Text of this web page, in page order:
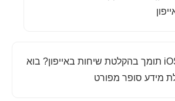
האם iOS 18 תומך בהקלטת שיחות באייפון? בוא
מידע סופר מפורט